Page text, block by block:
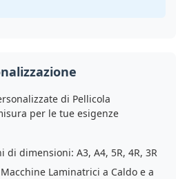
di Pellicola
per le tue esigenze
di dimensioni: A3, A4, 5R, 4R, 3R
Laminatrici a Caldo e a